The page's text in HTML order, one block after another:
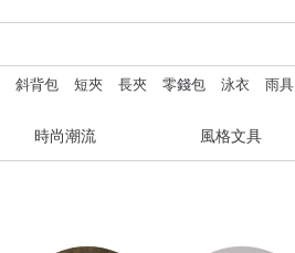
斜背包 短夾 長夾 零錢包 泳衣 雨具
時尚潮流 風格文具